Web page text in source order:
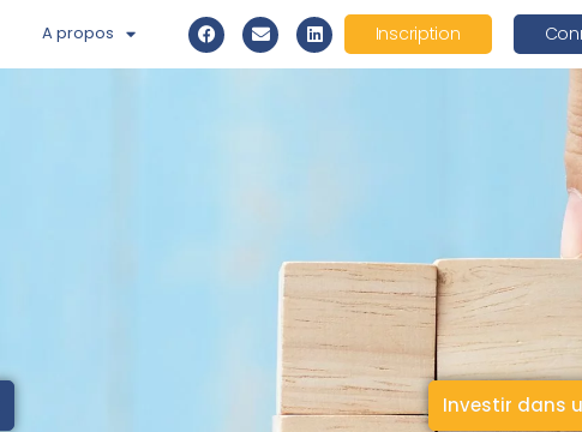
A propos Inscription
Investir dans